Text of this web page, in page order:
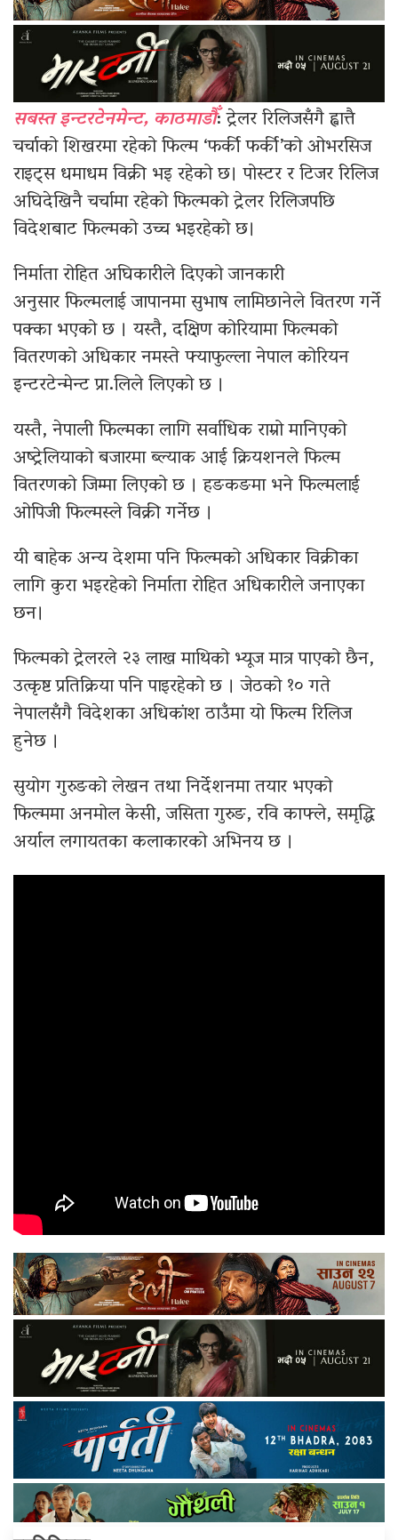
सबस्त इन्टरटेनमेन्ट, काठमाडौँ: ट्रेलर रिलिजसँगै ह्वात्तै
चर्चाको शिखरमा रहेको फिल्म ‘फर्की फर्की’को ओभरसिज
राइट्स धमाधम विक्री भइ रहेको छ। पोस्टर र टिजर रिलिज
अघिदेखिनै चर्चामा रहेको फिल्मको ट्रेलर रिलिजपछि
विदेशबाट फिल्मको उच्च भइरहेको छ।
निर्माता रोहित अघिकारीले दिएको जानकारी
अनुसार फिल्मलाई जापानमा सुभाष लामिछानेले वितरण गर्ने
पक्का भएको छ । यस्तै, दक्षिण कोरियामा फिल्मको
वितरणको अधिकार नमस्ते फ्याफुल्ला नेपाल कोरियन
इन्टरटेन्मेन्ट प्रा.लिले लिएको छ ।
यस्तै, नेपाली फिल्मका लागि सर्वाधिक राम्रो मानिएको
अष्ट्रेलियाको बजारमा ब्ल्याक आई क्रियशनले फिल्म
वितरणको जिम्मा लिएको छ । हङकङमा भने फिल्मलाई
ओपिजी फिल्मस्ले विक्री गर्नेछ ।
यी बाहेक अन्य देशमा पनि फिल्मको अधिकार विक्रीका
लागि कुरा भइरहेको निर्माता रोहित अधिकारीले जनाएका
छन।
फिल्मको ट्रेलरले २३ लाख माथिको भ्यूज मात्र पाएको छैन,
उत्कृष्ट प्रतिक्रिया पनि पाइरहेको छ । जेठको १० गते
नेपालसँगै विदेशका अधिकांश ठाउँमा यो फिल्म रिलिज
हुनेछ ।
सुयोग गुरुङको लेखन तथा निर्देशनमा तयार भएको
फिल्ममा अनमोल केसी, जसिता गुरुङ, रवि काफ्ले, समृद्धि
अर्याल लगायतका कलाकारको अभिनय छ ।